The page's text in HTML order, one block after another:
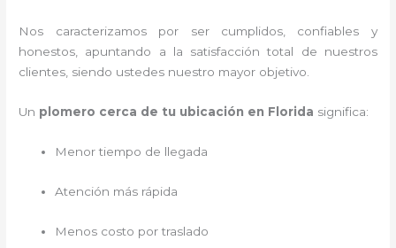
Nos caracterizamos por ser cumplidos, confiables y
honestos, apuntando a la satisfacción total de nuestros
clientes, siendo ustedes nuestro mayor objetivo.
Un plomero cerca de tu ubicación en Florida significa:
Menor tiempo de llegada
Atención más rápida
Menos costo por traslado